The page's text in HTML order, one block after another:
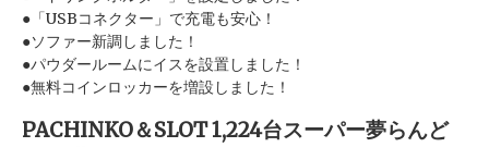
●「USBコネクター」で充電も安心！
●ソファー新調しました！
●パウダールームにイスを設置しました！
●無料コインロッカーを増設しました！
PACHINKO＆SLOT 1,224台スーパー夢らんど